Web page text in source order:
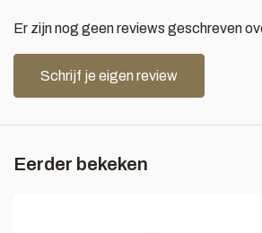
Er zijn nog geen reviews geschreven
Schrijf je eigen review
Eerder bekeken